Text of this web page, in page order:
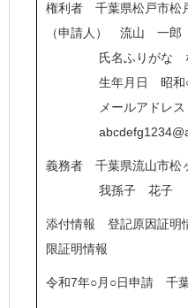
権利者 千葉県松戸市松
（申請人） 流山 一郎
氏名ふりがな
生年月日 昭和
メールアドレ
義務者 千葉県流山市松
我孫子 花子
添付情報 登記原因証
限証明情報
令和7年○月○日申請 千